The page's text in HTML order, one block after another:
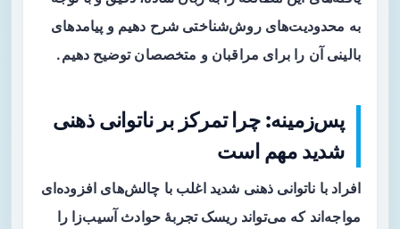
به محدودیت‌های روش‌شناختی شرح دهیم و پیامدهای
بالینی آن را برای مراقبان و متخصصان توضیح دهیم.
پس‌زمینه: چرا تمرکز بر ناتوانی ذهنی
شدید مهم است
افراد با ناتوانی ذهنی شدید اغلب با چالش‌های افزوده‌ای
مواجه‌اند که می‌تواند ریسک تجربهٔ حوادث آسیب‌زا را